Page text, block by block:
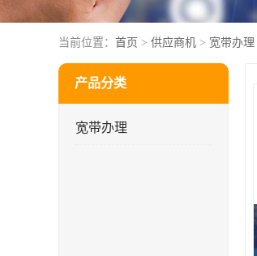
当前位置： 首页 > 供应商机 > 宽带办理
产品分类
宽带办理